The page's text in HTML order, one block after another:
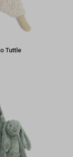
Tuttle